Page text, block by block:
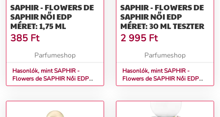
SAPHIR - FLOWERS DE
SAPHIR NŐI EDP
MÉRET: 1,75 ML
385 Ft
Parfumeshop
Hasonlók, mint SAPHIR -
Flowers de SAPHIR Női EDP
Méret: 1,75 ml
SAPHIR - FLOWERS DE
SAPHIR NŐI EDP
MÉRET: 30 ML TESZTER
2 995 Ft
Parfumeshop
Hasonlók, mint SAPHIR -
Flowers de SAPHIR Női EDP
Méret: 30 ml teszter